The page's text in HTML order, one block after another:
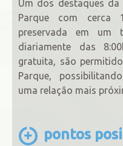
Um dos destaques
Parque com cerca
preservada em um
diariamente das
gratuita, são
Parque,
uma relação mais
pontos